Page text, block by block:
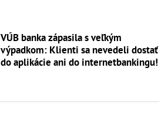
VÚB banka zápasila s veľkým
výpadkom: Klienti sa nevedeli dostať
do aplikácie ani do internetbankingu!